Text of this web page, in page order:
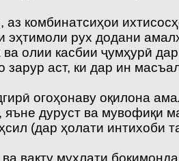
комбинатсиҳои
рух додани
олии касбии ҷумҳурӣ
аст, ки дар ин
огоҳонаву оқилона
дуруст ва мувофиқи
(дар ҳолати интихоби
вақту муҳлати